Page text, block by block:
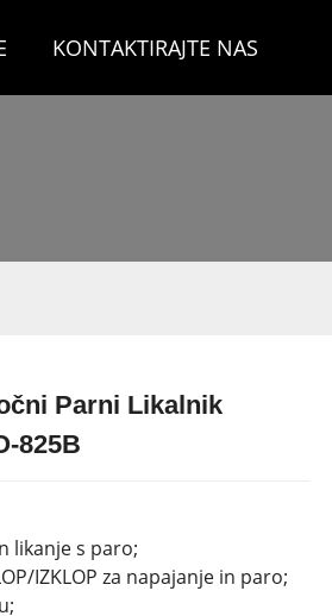
KONTAKTIRAJTE NAS
Parni Likalnik
825B
likanje s paro;
IZKLOP za napajanje in paro;